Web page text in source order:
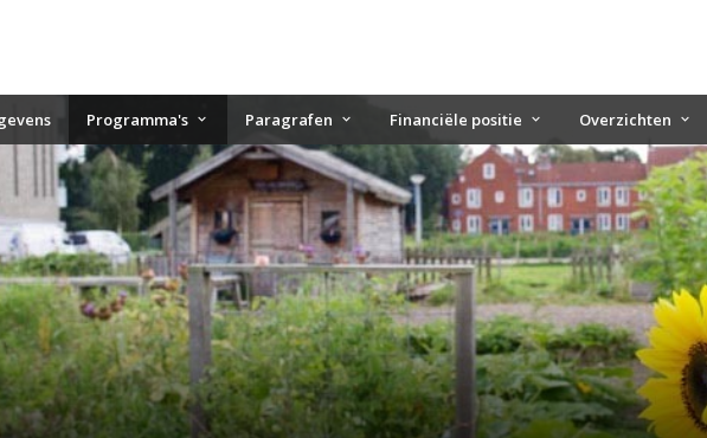
Programma's Paragrafen Financiële positie Overzichten